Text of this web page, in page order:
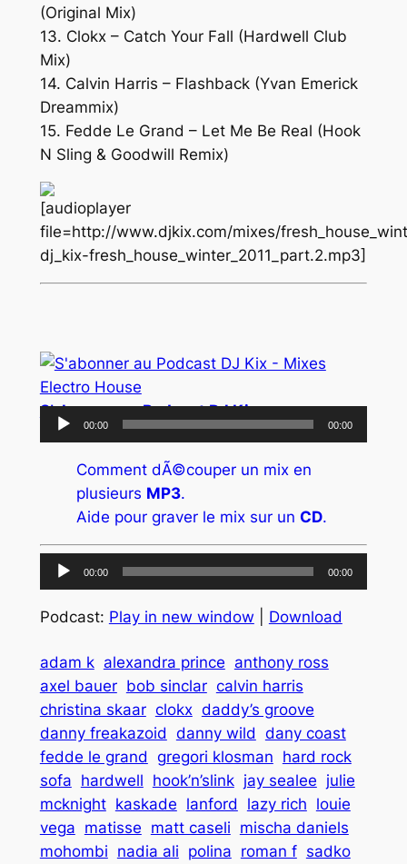
(Original Mix)
13. Clokx – Catch Your Fall (Hardwell Club
Mix)
14. Calvin Harris – Flashback (Yvan Emerick
Dreammix)
15. Fedde Le Grand – Let Me Be Real (Hook
N Sling & Goodwill Remix)
[audioplayer
file=http://www.djkix.com/mixes/
dj_kix-fresh_house_winter_2011_part.2.mp3]
S’abonner au Podcast DJ Kix
Lecteur
audio
00:00 00:00
Comment dÃ©couper un mix en
plusieurs MP3.
Aide pour graver le mix sur un CD.
Lecteur
audio
00:00 00:00
Podcast: Play in new window Download
adam k alexandra prince anthony ross
axel bauer bob sinclar calvin harris
christina skaar clokx daddy’s groove
danny freakazoid danny wild dany coast
fedde le grand gregori klosman hard rock
sofa hardwell hook’n’slink jay sealee julie
mcknight kaskade lanford lazy rich louie
vega matisse matt caseli mischa daniels
mohombi nadia ali polina roman f sadko